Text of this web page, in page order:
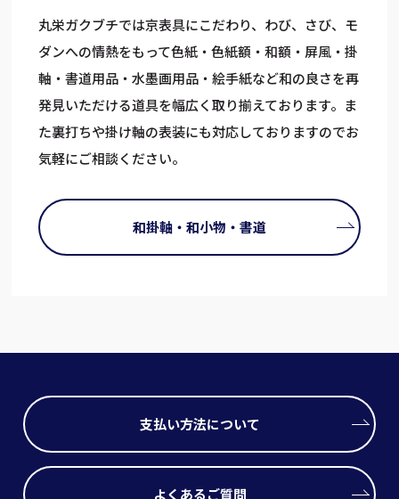
丸栄ガクブチでは京表具にこだわり、わび、さび、モ
ダンへの情熱をもって色紙・色紙額・和額・屏風・掛
軸・書道用品・水墨画用品・絵手紙など和の良さを再
発見いただける道具を幅広く取り揃えております。ま
た裏打ちや掛け軸の表装にも対応しておりますのでお
気軽にご相談ください。
和掛軸・和小物・書道
支払い方法について
よくあるご質問